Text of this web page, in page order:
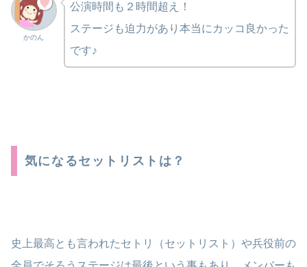
かのん
公演時間も２時間超え！
ステージも迫力があり本当にカッコ良かった
です♪
気になるセットリストは？
史上最高とも言われたセトリ（セットリスト）や兵役前の